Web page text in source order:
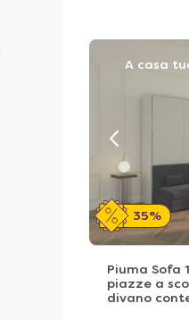
A casa
35%
Piuma Sofa
piazze a
divano